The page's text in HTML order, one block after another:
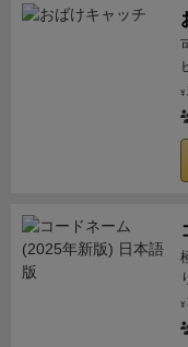
たい色のダ
う小さい数
きな数字の
料マネジメ
れます。確
ば運賃（勝
に行くには
客さんを乗
燃料補給量
り，遠くま
目的地に置
ならボーナ
め、自分の
合わせが非
また、次の
クションの
するか非常
地となるチ
す。最初の
かフライト
でより多く
握れるので
す。また、
ないのです
選択肢とし
の見落とし
ランクにな
ホワイトホ
気にしなく
しょう）。
ぎを気にせ
プレイで自
できます。
¥
¥